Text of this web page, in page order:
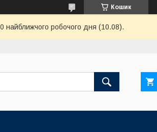
Кошик
найближчого робочого дня (10.08).